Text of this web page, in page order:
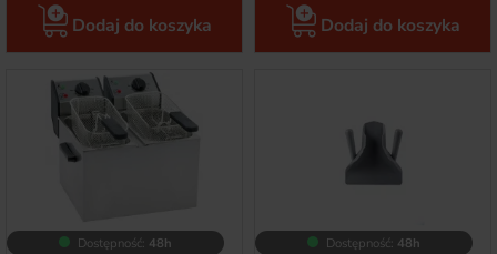
Dodaj do koszyka Dodaj do koszyka
Dostępność: 48h Dostępność: 48h